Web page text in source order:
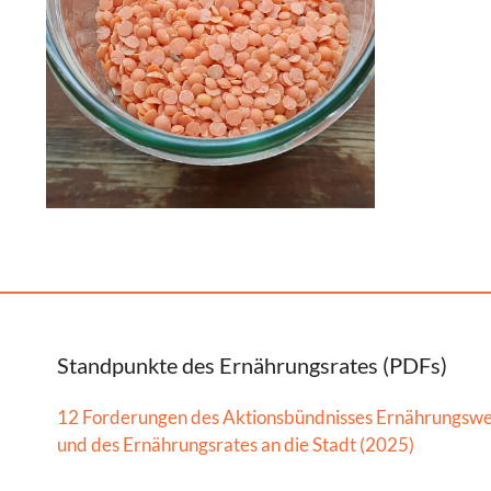
Standpunkte des Ernährungsrates (PDFs)
12 Forderungen des Aktionsbündnisses
und des Ernährungsrates an die Stadt (2025)